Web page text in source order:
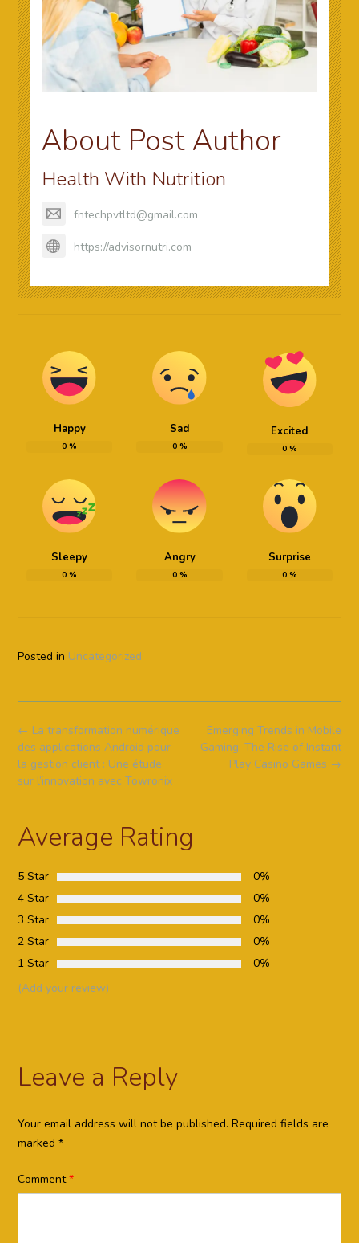
About Post Author
Health With Nutrition
fntechpvtltd@gmail.com
https://advisornutri.com
Happy
0 %
Sad
0%
Excited
0%
Sleepy
0 %
Angry
0%
Surprise
0%
Posted in Uncategorized
Post
navigation
Emerging Trends in Mobile
Gaming: The Rise of Instant
Play Casino Games →
← La transformation numérique
des applications Android pour
la gestion client : Une étude
sur l’innovation avec Towronix
Average Rating
5 Star
0%
4 Star
0%
3 Star
0%
2 Star
0%
1 Star
0%
(Add your review)
Leave a Reply
Your email address will not be published. Required fields are
marked *
Comment*